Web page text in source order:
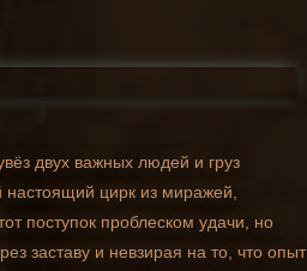
двух важных людей и груз
цирк из миражей,
поступок проблеском удачи, но
заставу и невзирая на то, что опыт